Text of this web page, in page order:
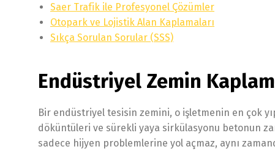
Saer Trafik ile Profesyonel Çözümler
Otopark ve Lojistik Alan Kaplamaları
Sıkça Sorulan Sorular (SSS)
Endüstriyel Zemin
Bir endüstriyel tesisin zemini, o işletmenin en çok
döküntüleri ve sürekli yaya sirkülasyonu betonun
sadece hijyen problemlerine yol açmaz, aynı